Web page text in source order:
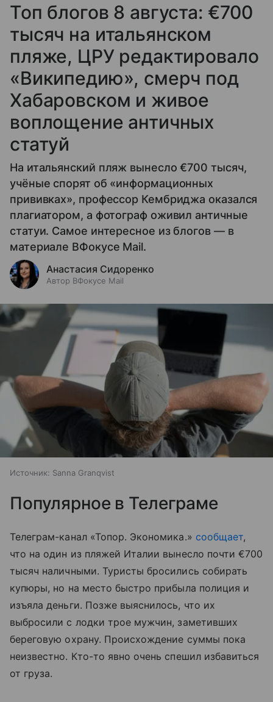
Топ блогов 8 августа: €700
тысяч на итальянском
пляже, ЦРУ редактировало
«Википедию», смерч под
Хабаровском и живое
воплощение античных
статуй
На итальянский пляж вынесло €700 тысяч,
учёные спорят об «информационных
прививках», профессор Кембриджа оказался
плагиатором, а фотограф оживил античные
статуи. Самое интересное из блогов — в
материале ВФокусе Mail.
Анастасия Сидоренко
Автор ВФокусе Mail
Источник: Sanna Granqvist
Популярное в Телеграме
Телеграм-канал «Топор. Экономика.» сообщает,
что на один из пляжей Италии вынесло почти €700
тысяч наличными. Туристы бросились собирать
купюры, но на место быстро прибыла полиция и
изъяла деньги. Позже выяснилось, что их
выбросили с лодки трое мужчин, заметивших
береговую охрану. Происхождение суммы пока
неизвестно. Кто-то явно очень спешил избавиться
от груза.